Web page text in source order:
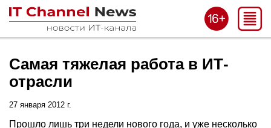
Самая тяжелая работа в ИТ-
отрасли
27 января 2012 г.
Прошло лишь три недели нового года, и уже несколько